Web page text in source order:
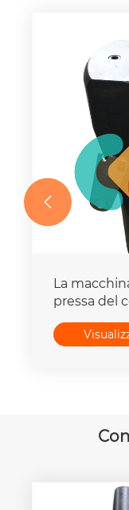
La
pressa del
400mm2
